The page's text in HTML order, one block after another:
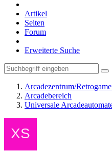
Artikel
Seiten
Forum
Erweiterte Suche
Arcadezentrum/
Arcadebereich
Universale